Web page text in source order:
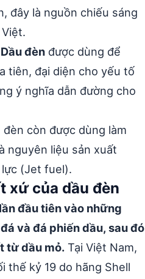
đây là nguồn chiếu sáng
Dầu đèn được dùng để
tiên, đại diện cho yếu tố
ý nghĩa dẫn đường cho
đèn còn được dùng làm
nguyên liệu sản xuất
lực (Jet fuel).
xứ của dầu đèn
đầu tiên vào những
và đá phiến dầu, sau đó
từ dầu mỏ. Tại Việt Nam,
thế kỷ 19 do hãng Shell